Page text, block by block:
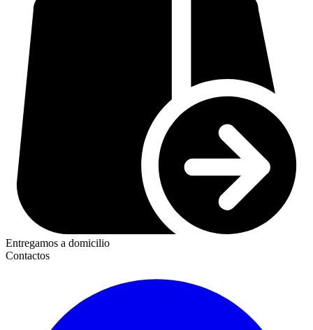
Entregamos a domicilio
Contactos